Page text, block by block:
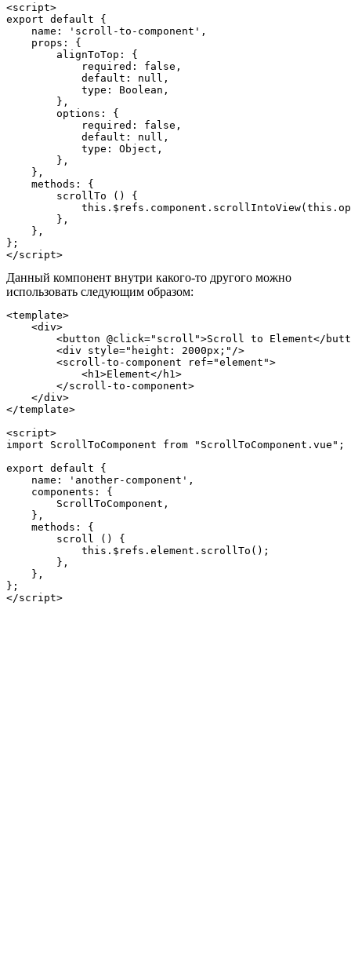
<script>
export default {
    name: 'scroll-to-component',
    props: {
        alignToTop: {
            required: false,
            default: null,
            type: Boolean,
        },
        options: {
            required: false,
            default: null,
            type: Object,
        },
    },
    methods: {
        scrollTo () {
        },
    },
};
Данный компонент внутри какого-то другого можно
использовать следующим образом:
<template>
    <div>
<button @click="scroll">Scroll to Element</
        <div style="height: 2000px;"/>
        <scroll-to-component ref="element">
            <h1>Element</h1>
        </scroll-to-component>
    </div>
</template>
<script>
import ScrollToComponent from "ScrollToComponent.vue";
export default {
    name: 'another-component',
    components: {
        ScrollToComponent,
    },
    methods: {
        scroll () {
            this.$refs.element.scrollTo();
        },
    },
};